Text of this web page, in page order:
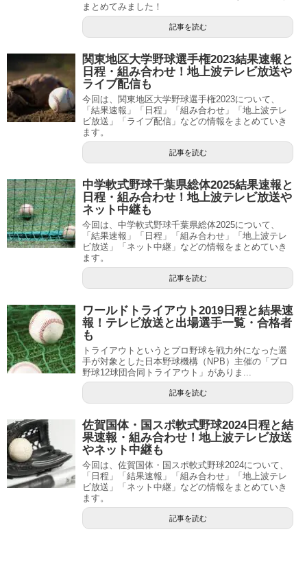
まとめてみました！
記事を読む
関東地区大学野球選手権2023結果速報と
日程・組み合わせ！地上波テレビ放送や
ライブ配信も
今回は、関東地区大学野球選手権2023について、
「結果速報」「日程」「組み合わせ」「地上波テレ
ビ放送」「ライブ配信」などの情報をまとめていき
ます。
記事を読む
中学軟式野球千葉県総体2025結果速報と
日程・組み合わせ！地上波テレビ放送や
ネット中継も
今回は、中学軟式野球千葉県総体2025について、
「結果速報」「日程」「組み合わせ」「地上波テレ
ビ放送」「ネット中継」などの情報をまとめていき
ます。
記事を読む
ワールドトライアウト2019日程と結果速
報！テレビ放送と出場選手一覧・合格者
も
トライアウトというとプロ野球を戦力外になった選
手が対象とした日本野球機構（NPB）主催の「プロ
野球12球団合同トライアウト」がありま...
記事を読む
佐賀国体・国スポ軟式野球2024日程と結
果速報・組み合わせ！地上波テレビ放送
やネット中継も
今回は、佐賀国体・国スポ軟式野球2024について、
「日程」「結果速報」「組み合わせ」「地上波テレ
ビ放送」「ネット中継」などの情報をまとめていき
ます。
記事を読む